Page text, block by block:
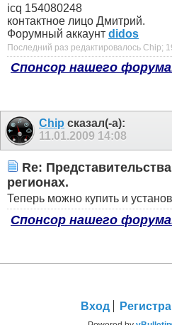
icq 154080248
контактное лицо Дмитрий.
Форумный аккаунт didos
Последний раз редактировалось Chip;
Спонсор нашего
Chip сказал(-а):
11.01.2009 14:08
Re:
регионах.
Теперь можно купить и
Спонсор нашего
Вход